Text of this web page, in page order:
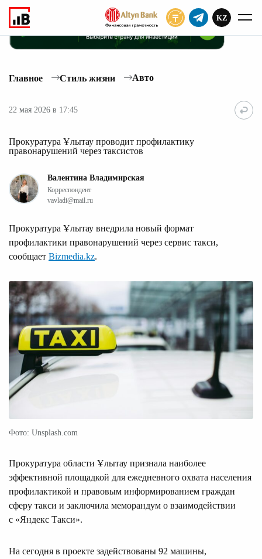
KZ
Главное Стиль жизни Авто
22 мая 2026 в 17:45
Прокуратура Ұлытау проводит профилактику
правонарушений через таксистов
Валентина Владимирская
Корреспондент
vavladi@mail.ru
Прокуратура Ұлытау внедрила новый формат
профилактики правонарушений через сервис такси,
сообщает Bizmedia.kz.
Фото: Unsplash.com
Прокуратура области Ұлытау признала наиболее
эффективной площадкой для ежедневного охвата населения
профилактикой и правовым информированием граждан
сферу такси и заключила меморандум о взаимодействии
с «Яндекс Такси».
На сегодня в проекте задействованы 92 машины,